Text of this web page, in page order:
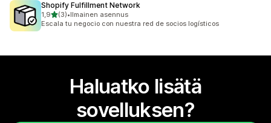
Shopify Fulfillment Network
1,9/ 5 tähteä
(3)
3 arvostelua yhteensä
•Ilmainen asennus
Escala tu negocio con nuestra red de socios logísticos
Haluatko lisätä
sovelluksen?